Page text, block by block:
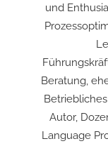
und
Beratung,
Autor,
Language